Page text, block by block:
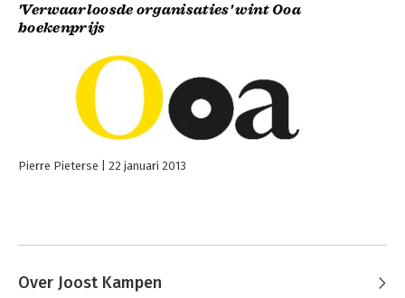
'Verwaarloosde organisaties' wint Ooa
boekenprijs
Pierre Pieterse 22 januari 2013
Over Joost Kampen